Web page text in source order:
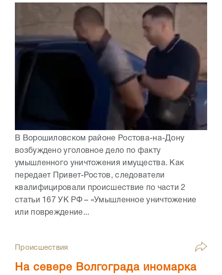
В Ворошиловском районе Ростова-на-Дону
возбуждено уголовное дело по факту
умышленного уничтожения имущества. Как
передает Привет-Ростов, следователи
квалифицировали происшествие по части 2
статьи 167 УК РФ – «Умышленное уничтожение
или повреждение...
Происшествия
На севере Волгограда иномарка